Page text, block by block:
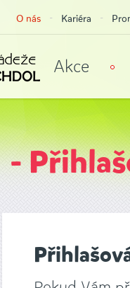
Akce
O nás Kariéra
-